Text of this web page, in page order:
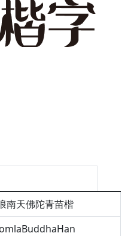
南天佛陀青苗楷